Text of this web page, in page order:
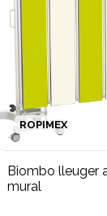
Biombo lleuger
mural
ROPIMEX